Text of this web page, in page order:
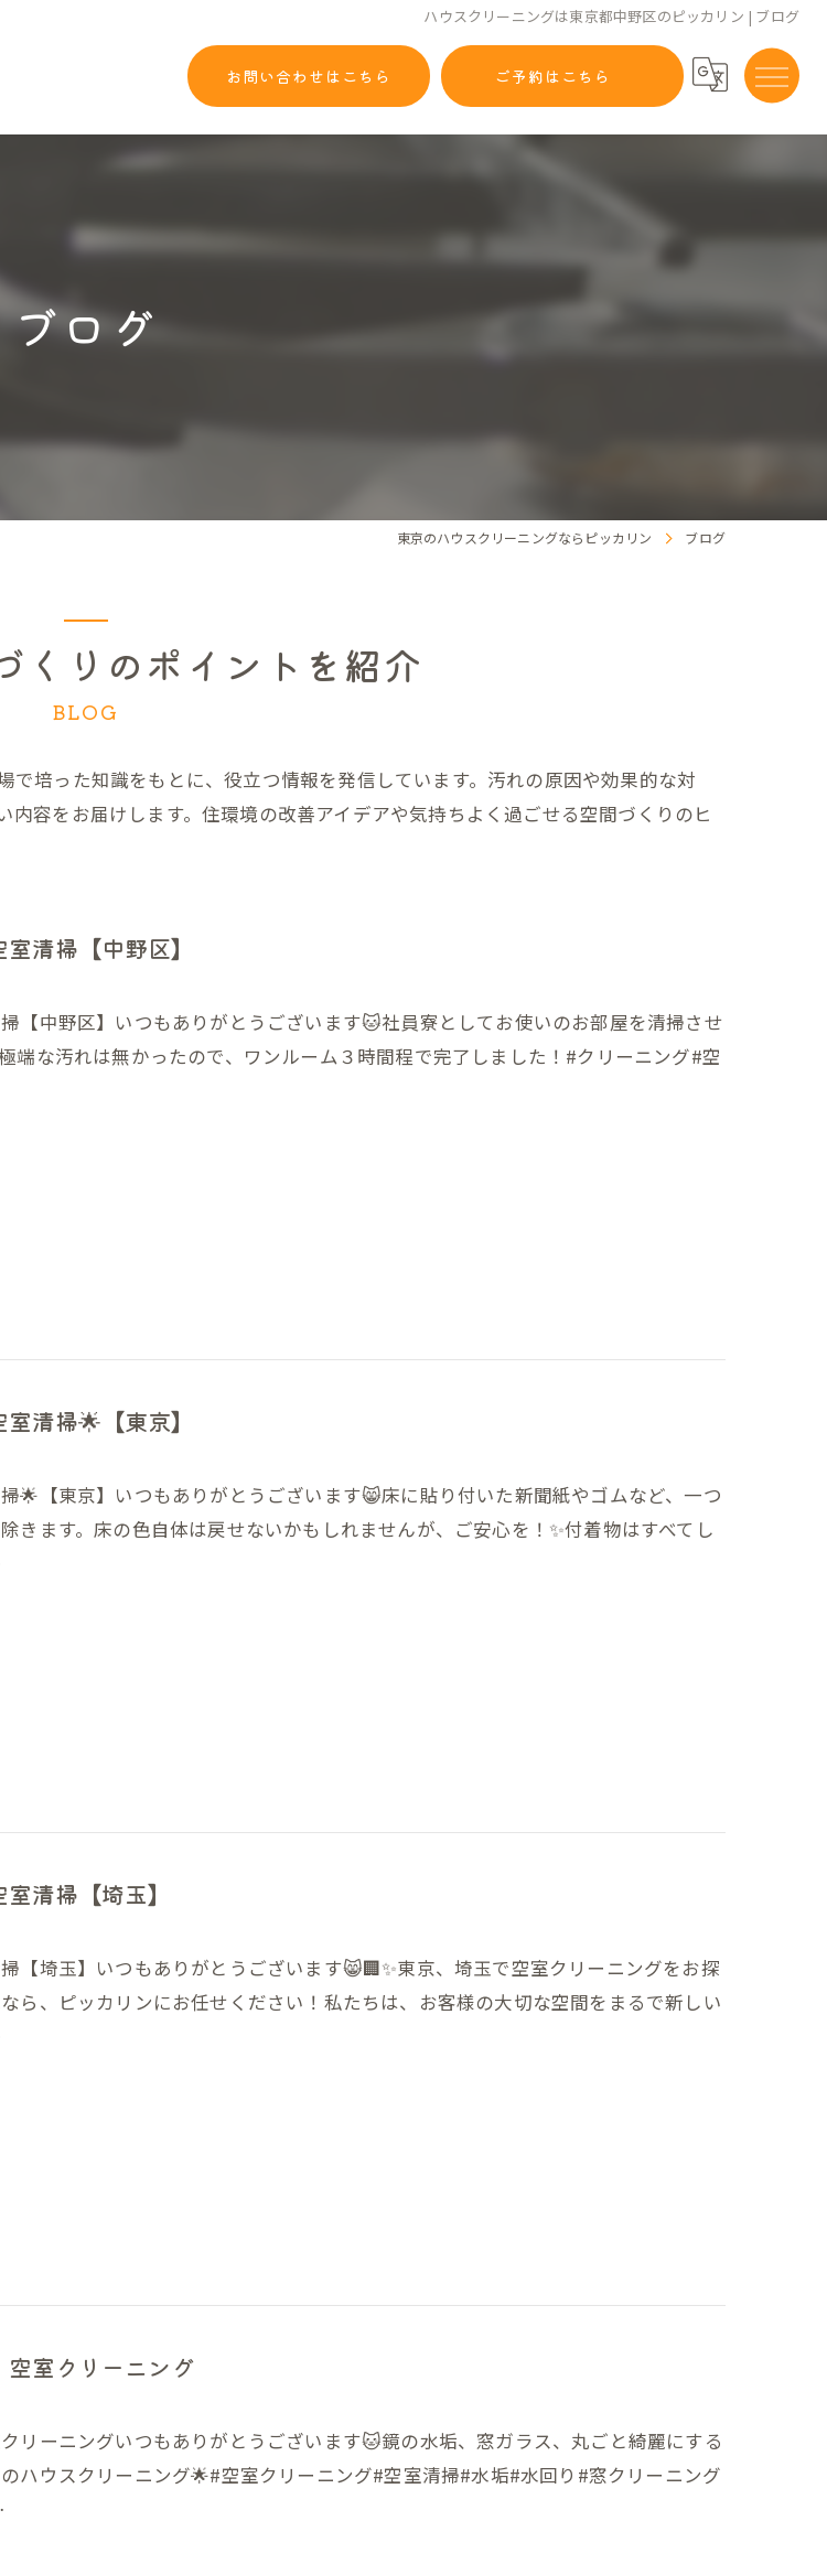
ハウスクリーニングは東京都中野区のピッカリン | ブログ
お問い合わせはこちら ご予約はこちら
ブログ
東京のハウスクリーニングならピッカリン ブログ
くりのポイントを紹介
BLOG
培った知識をもとに、役立つ情報を発信しています。汚れの原因や効果的な対
容をお届けします。住環境の改善アイデアや気持ちよく過ごせる空間づくりのヒ
室清掃【中野区】
掃【中野区】いつもありがとうございます🐱社員寮としてお使いのお部屋を清掃させ
端な汚れは無かったので、ワンルーム３時間程で完了しました！#クリーニング#空
室清掃🌟【東京】
掃🌟【東京】いつもありがとうございます😸床に貼り付いた新聞紙やゴムなど、一つ
きます。床の色自体は戻せないかもしれませんが、ご安心を！✨付着物はすべてし
室清掃【埼玉】
掃【埼玉】いつもありがとうございます😸🏢✨東京、埼玉で空室クリーニングをお探
ら、ピッカリンにお任せください！私たちは、お客様の大切な空間をまるで新しい
空室クリーニング
クリーニングいつもありがとうございます🐱鏡の水垢、窓ガラス、丸ごと綺麗にする
ハウスクリーニング🌟#空室クリーニング#空室清掃#水垢#水回り#窓クリーニング